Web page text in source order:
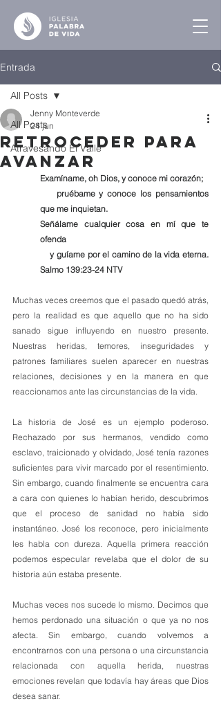
Entrada
All Posts
Atravesando El Valle
All Posts
Retroceder para
Avanzar
Jenny Monteverde
24 jun
Examíname, oh Dios, y conoce mi corazón;
que me inquietan.
Señálame cualquier cosa en mí que te
ofenda
    y guíame por el camino de la vida eterna.
Salmo 139:23-24 NTV
Muchas veces creemos que el pasado quedó atrás,
pero la realidad es que aquello que no ha sido
sanado sigue influyendo en nuestro presente.
Nuestras heridas, temores, inseguridades y
patrones familiares suelen aparecer en nuestras
relaciones, decisiones y en la manera en que
reaccionamos ante las circunstancias de la vida.
La historia de José es un ejemplo poderoso.
Rechazado por sus hermanos, vendido como
esclavo, traicionado y olvidado, José tenía razones
suficientes para vivir marcado por el resentimiento.
Sin embargo, cuando finalmente se encuentra cara
a cara con quienes lo habían herido, descubrimos
que el proceso de sanidad no había sido
instantáneo. José los reconoce, pero inicialmente
les habla con dureza. Aquella primera reacción
podemos especular revelaba que el dolor de su
historia aún estaba presente.
Muchas veces nos sucede lo mismo. Decimos que
hemos perdonado una situación o que ya no nos
afecta. Sin embargo, cuando volvemos a
encontrarnos con una persona o una circunstancia
relacionada con aquella herida, nuestras
emociones revelan que todavía hay áreas que Dios
desea sanar.